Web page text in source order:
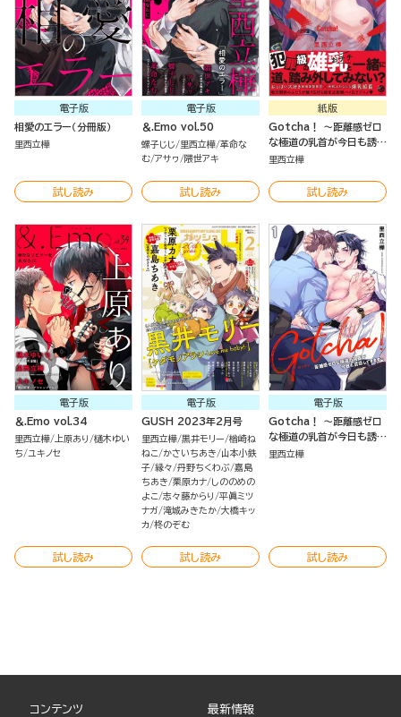
電子版
相愛のエラー（分冊版）
里西立樺
試し読み
電子版
＆.Emo vol.50
螺子じじ 里西立樺 革命な
む アサヮ 隈世アキ
試し読み
紙版
Gotcha！ ～距離感ゼロ
な極道の乳首が今日も誘惑
してきます～
里西立樺
試し読み
電子版
＆.Emo vol.34
里西立樺 上原あり
樋木ゆい
ち
ユキノセ
試し読み
電子版
GUSH 2023年2月号
里西立樺 黒井モリー 楢崎ね
ねこ
かさいちあき
山本小鉄
子 縁々 丹野ちくわぶ 嘉島
ちあき 栗原カナ しののめの
よこ 志々藤からり
平眞ミツ
ナガ 滝城みきたか 大橋キッ
カ 柊のぞむ
試し読み
電子版
Gotcha！ ～距離感ゼロ
な極道の乳首が今日も誘惑
してきます～（分冊版）
里西立樺
試し読み
コンテンツ 最新情報